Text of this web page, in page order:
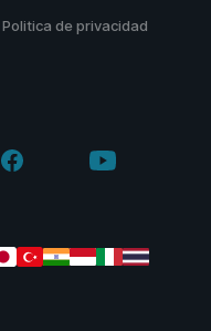
Politica de privacidad